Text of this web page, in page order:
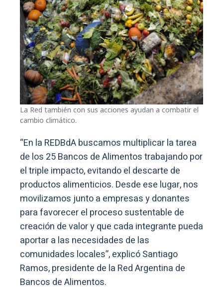
La Red también con sus acciones ayudan a combatir el
cambio climático.
“En la REDBdA buscamos multiplicar la tarea
de los 25 Bancos de Alimentos trabajando por
el triple impacto, evitando el descarte de
productos alimenticios. Desde ese lugar, nos
movilizamos junto a empresas y donantes
para favorecer el proceso sustentable de
creación de valor y que cada integrante pueda
aportar a las necesidades de las
comunidades locales”, explicó Santiago
Ramos, presidente de la Red Argentina de
Bancos de Alimentos.